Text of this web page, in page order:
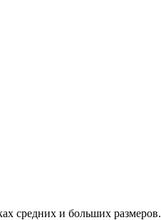
средних и больших размеров.